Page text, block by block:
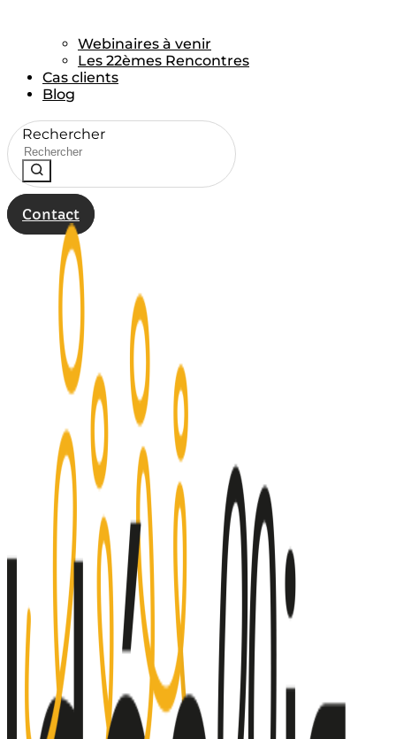
Webinaires à venir
Les 22èmes Rencontres
Cas clients
Blog
Rechercher
Contact